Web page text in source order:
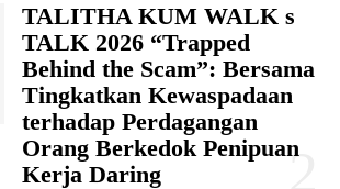
TALITHA KUM WALK s
TALK 2026 “Trapped
Behind the Scam”: Bersama
Tingkatkan Kewaspadaan
terhadap Perdagangan
Orang Berkedok Penipuan
Kerja Daring